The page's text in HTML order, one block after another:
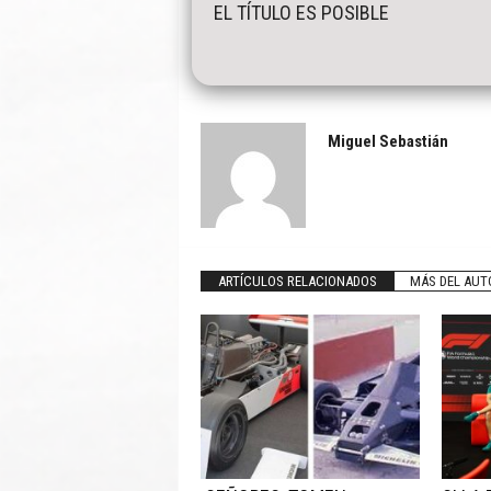
EL TÍTULO ES POSIBLE
Miguel Sebastián
ARTÍCULOS RELACIONADOS MÁS DEL